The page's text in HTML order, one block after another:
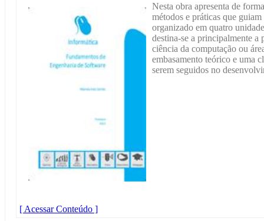
Nesta obra apresenta de
métodos e práticas que
organizado em quatro
destina-se a principalmente a
ciência da computação ou
embasamento teórico e uma
serem seguidos no
[ Acessar Conteúdo ]